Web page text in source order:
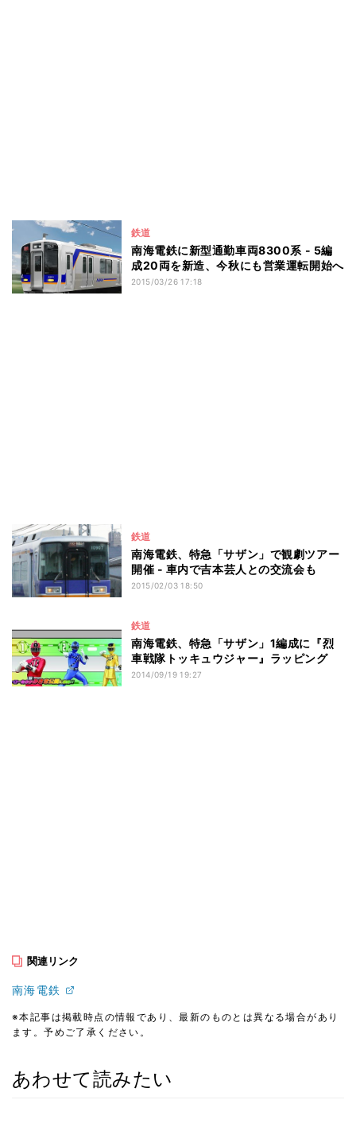
鉄道
南海電鉄に新型通勤車両8300系 - 5編
成20両を新造、今秋にも営業運転開始へ
2015/03/26 17:18
鉄道
南海電鉄、特急「サザン」で観劇ツアー
開催 - 車内で吉本芸人との交流会も
2015/02/03 18:50
鉄道
南海電鉄、特急「サザン」1編成に『烈
車戦隊トッキュウジャー』ラッピング
2014/09/19 19:27
関連リンク
南海電鉄
※本記事は掲載時点の情報であり、最新のものとは異なる場合があり
ます。予めご了承ください。
あわせて読みたい